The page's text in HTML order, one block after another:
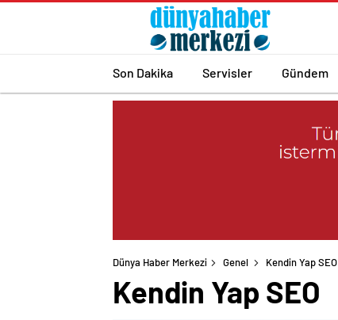
Son Dakika Servisler Gündem
Dünya Haber Merkezi Genel Kendin Yap SEO
Kendin Yap SEO